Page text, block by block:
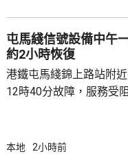
膏及護膚品等的40呎貨
疑私煙，拘捕一名4...
屯馬綫信號設備中午
約2小時恢復
港鐵屯馬綫錦上路站附
12時40分故障，服務受
列車要慢駛，期間來往
本地 2小時前